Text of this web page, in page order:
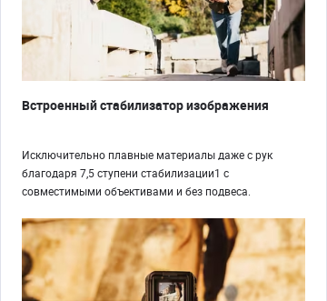
Встроенный стабилизатор изображения
Исключительно плавные материалы даже с рук
благодаря 7,5 ступени стабилизации1 с
совместимыми объективами и без подвеса.